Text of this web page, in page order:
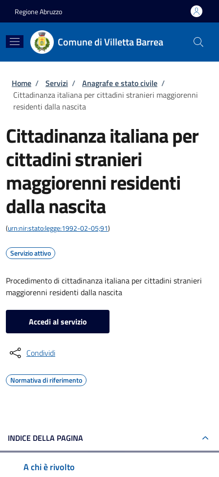
Regione Abruzzo
Comune di Villetta Barrea
Briciole di pane
Home / Servizi / Anagrafe e stato civile /
Cittadinanza italiana per cittadini stranieri maggiorenni
residenti dalla nascita
Cittadinanza italiana per
cittadini stranieri
maggiorenni residenti
dalla nascita
(urn:nir:stato:legge:1992-02-05;91)
Servizio attivo
Procedimento di cittadinanza italiana per cittadini stranieri
maggiorenni residenti dalla nascita
Accedi al servizio
Condividi
Normativa di riferimento
INDICE DELLA PAGINA
A chi è rivolto